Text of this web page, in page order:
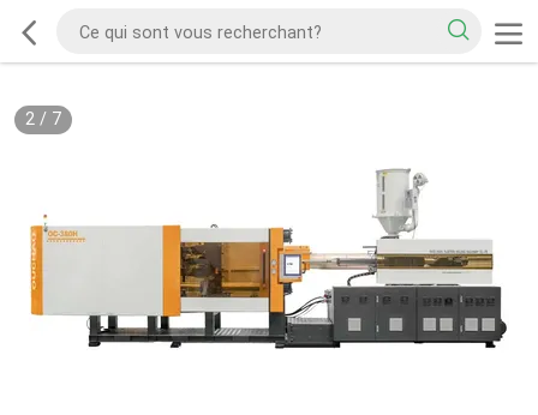
2/ 7